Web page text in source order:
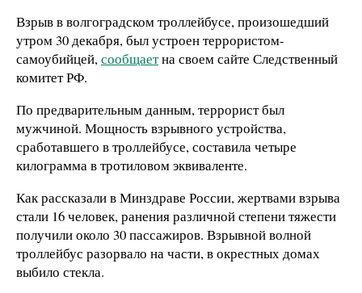
Взрыв в волгоградском троллейбусе, произошедший
утром 30 декабря, был устроен террористом-
самоубийцей,сообщаетна своем сайте Следственный
комитет РФ.
По предварительным данным, террорист был
мужчиной. Мощность взрывного устройства,
сработавшего в троллейбусе, составила четыре
килограмма в тротиловом эквиваленте.
Как рассказали в Минздраве России, жертвами взрыва
стали 16 человек, ранения различной степени тяжести
получили около 30 пассажиров. Взрывной волной
троллейбус разорвало на части, в окрестных домах
выбило стекла.